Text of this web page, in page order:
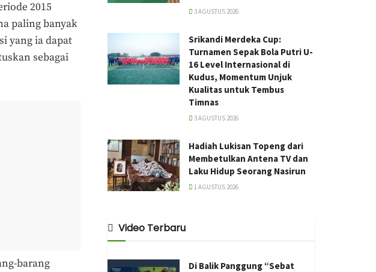
2015
paling banyak
yang ia dapat
sebagai
barang
3 AGUSTUS 2026
Srikandi Merdeka Cup:
Turnamen Sepak Bola Putri U-
16 Level Internasional di
Kudus, Momentum Unjuk
Kualitas untuk Tembus
Timnas
3 AGUSTUS 2026
Hadiah Lukisan Topeng dari
Membetulkan Antena TV dan
Laku Hidup Seorang Nasirun
1 AGUSTUS 2026
Video Terbaru
Di Balik Panggung “Sebat